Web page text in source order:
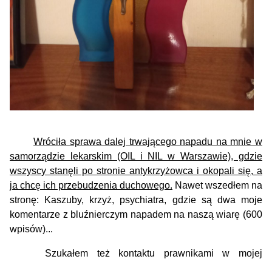
Wróciła sprawa dalej trwającego napadu na mnie w
samorządzie lekarskim (OIL i NIL w Warszawie), gdzie
wszyscy stanęli po stronie antykrzyżowca i okopali się, a
ja chcę ich przebudzenia duchowego. Nawet wszedłem na
stronę: Kaszuby, krzyż, psychiatra, gdzie są dwa moje
komentarze z bluźnierczym napadem na naszą wiarę (600
wpisów)...
Szukałem też kontaktu prawnikami w mojej